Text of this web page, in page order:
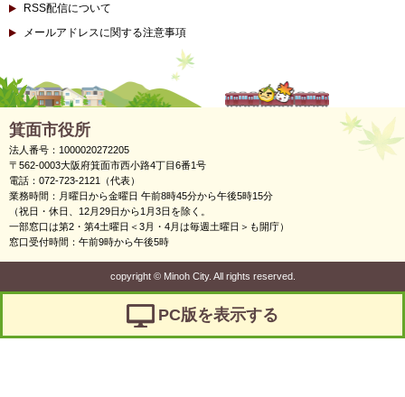
RSS配信について
メールアドレスに関する注意事項
箕面市役所
法人番号：1000020272205
〒562-0003大阪府箕面市西小路4丁目6番1号
電話：072-723-2121（代表）
業務時間：月曜日から金曜日 午前8時45分から午後5時15分
（祝日・休日、12月29日から1月3日を除く。
一部窓口は第2・第4土曜日＜3月・4月は毎週土曜日＞も開庁）
窓口受付時間：午前9時から午後5時
copyright ©Minoh City. All rights reserved.
PC版を表示する